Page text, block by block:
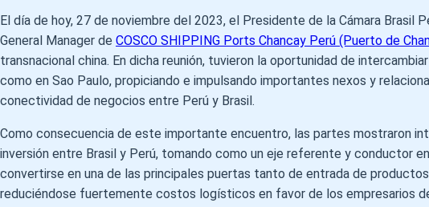
El día de hoy, 27 de noviembre del 2023, el Presidente de la Cámara Brasil
General Manager de COSCO SHIPPING Ports Chancay Perú (Puerto de
transnacional china. En dicha reunión, tuvieron la oportunidad de
como en Sao Paulo, propiciando e impulsando importantes nexos y
conectividad de negocios entre Perú y Brasil.
Como consecuencia de este importante encuentro, las partes mostraron
inversión entre Brasil y Perú, tomando como un eje referente y conductor
convertirse en una de las principales puertas tanto de entrada de
reduciéndose fuertemente costos logísticos en favor de los empresarios